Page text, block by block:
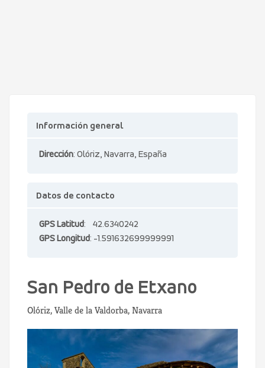
Información general
Dirección: Olóriz, Navarra, España
Datos de contacto
GPS Latitud: 42.6340242
GPS Longitud: -1.591632699999991
San Pedro de Etxano
Olóriz, Valle de la Valdorba, Navarra